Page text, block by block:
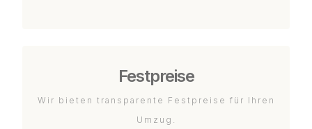
Festpreise
Wir bieten transparente Festpreise für Ihren
Umzug.